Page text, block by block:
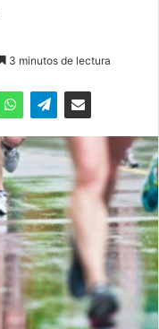
3 minutos de lectura